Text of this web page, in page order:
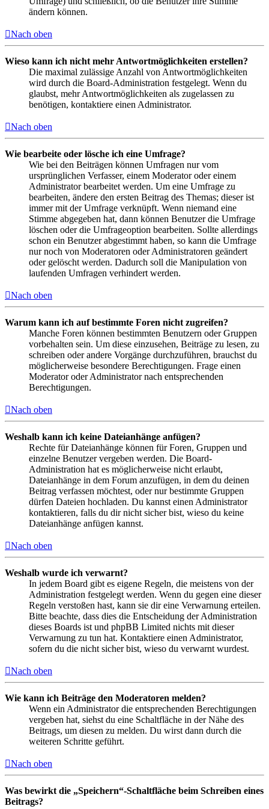
ändern können.
Nach oben
Wieso kann ich nicht mehr Antwortmöglichkeiten erstellen?
Die maximal zulässige Anzahl von Antwortmöglichkeiten
wird durch die Board-Administration festgelegt. Wenn du
glaubst, mehr Antwortmöglichkeiten als zugelassen zu
benötigen, kontaktiere einen Administrator.
Nach oben
Wie bearbeite oder lösche ich eine Umfrage?
Wie bei den Beiträgen können Umfragen nur vom
ursprünglichen Verfasser, einem Moderator oder einem
Administrator bearbeitet werden. Um eine Umfrage zu
bearbeiten, ändere den ersten Beitrag des Themas; dieser ist
immer mit der Umfrage verknüpft. Wenn niemand eine
Stimme abgegeben hat, dann können Benutzer die Umfrage
löschen oder die Umfrageoption bearbeiten. Sollte allerdings
schon ein Benutzer abgestimmt haben, so kann die Umfrage
nur noch von Moderatoren oder Administratoren geändert
oder gelöscht werden. Dadurch soll die Manipulation von
laufenden Umfragen verhindert werden.
Nach oben
Warum kann ich auf bestimmte Foren nicht zugreifen?
Manche Foren können bestimmten Benutzern oder Gruppen
vorbehalten sein. Um diese einzusehen, Beiträge zu lesen, zu
schreiben oder andere Vorgänge durchzuführen, brauchst du
möglicherweise besondere Berechtigungen. Frage einen
Moderator oder Administrator nach entsprechenden
Berechtigungen.
Nach oben
Weshalb kann ich keine Dateianhänge anfügen?
Rechte für Dateianhänge können für Foren, Gruppen und
einzelne Benutzer vergeben werden. Die Board-
Administration hat es möglicherweise nicht erlaubt,
Dateianhänge in dem Forum anzufügen, in dem du deinen
Beitrag verfassen möchtest, oder nur bestimmte Gruppen
dürfen Dateien hochladen. Du kannst einen Administrator
kontaktieren, falls du dir nicht sicher bist, wieso du keine
Dateianhänge anfügen kannst.
Nach oben
Weshalb wurde ich verwarnt?
In jedem Board gibt es eigene Regeln, die meistens von der
Administration festgelegt werden. Wenn du gegen eine dieser
Regeln verstoßen hast, kann sie dir eine Verwarnung erteilen.
Bitte beachte, dass dies die Entscheidung der Administration
dieses Boards ist und phpBB Limited nichts mit dieser
Verwarnung zu tun hat. Kontaktiere einen Administrator,
sofern du die nicht sicher bist, wieso du verwarnt wurdest.
Nach oben
Wie kann ich Beiträge den Moderatoren melden?
Wenn ein Administrator die entsprechenden Berechtigungen
vergeben hat, siehst du eine Schaltfläche in der Nähe des
Beitrags, um diesen zu melden. Du wirst dann durch die
weiteren Schritte geführt.
Nach oben
Was bewirkt die „Speichern“-Schaltfläche beim Schreiben eines
Beitrags?